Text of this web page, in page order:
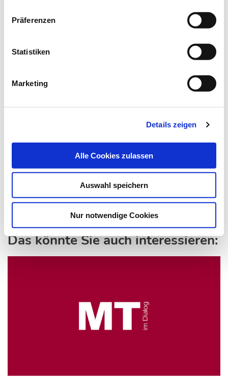
Präferenzen
Statistiken
Marketing
Details zeigen
Alle Cookies zulassen
Auswahl speichern
Nur notwendige Cookies
Bleiben Sie auf dem Laufenden. Der MT-Dialog-
Newsletter informiert Sie jede Woche kostenfrei
Themen und die neusten Stellenangebote.
E-Mail-Adresse
Datenschutzgelesen.*
* Pflichtfeld
Das könnte Sie auch interessieren: